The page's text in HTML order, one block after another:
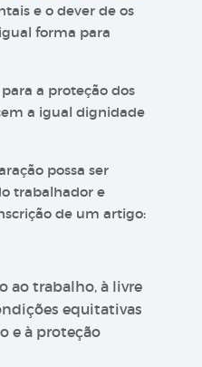
e o dever de os
forma para
a proteção dos
a igual dignidade
possa ser
trabalhador e
de um artigo:
ao trabalho, à livre
equitativas
e à proteção